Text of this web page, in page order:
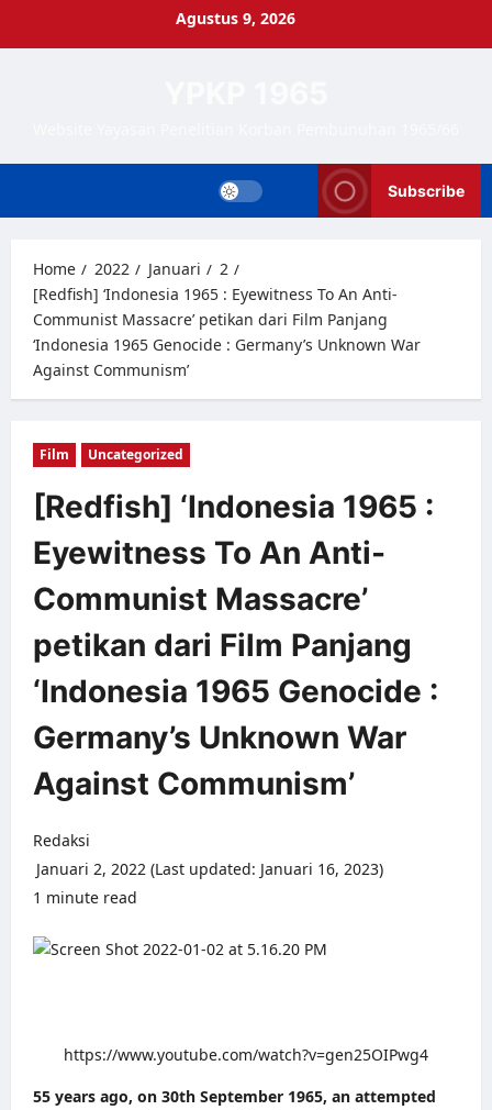
Agustus 9, 2026
Subscribe
Home 2022 Januari
2
[Redfish] ‘Indonesia 1965 : Eyewitness To An Anti-
Communist Massacre’ petikan dari Film Panjang
‘Indonesia 1965 Genocide : Germany’s Unknown War
Against Communism’
Film Uncategorized
[Redfish] ‘Indonesia 1965 :
Eyewitness To An Anti-
Communist Massacre’
petikan dari Film Panjang
‘Indonesia 1965 Genocide :
Germany’s Unknown War
Against Communism’
Redaksi
Januari 2, 2022 (Last updated: Januari 16, 2023)
1 minute read
https://www.youtube.com/watch?v=gen25OIPwg4
55 years ago, on 30th September 1965, an attempted